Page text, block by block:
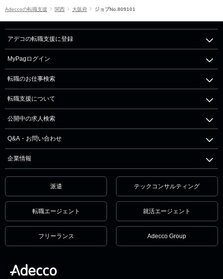
Adeccoの転職支援 関西 大阪府 ジョブNo.809101
アデコの転職支援に登録
MyPagログイン
転職のお仕事検索
転職支援について
公開中の求人検索
Q&A・お問い合わせ
企業情報
派遣 テックコンサルティング
転職エージェント 就活エージェント
フリーランス Adecco Group